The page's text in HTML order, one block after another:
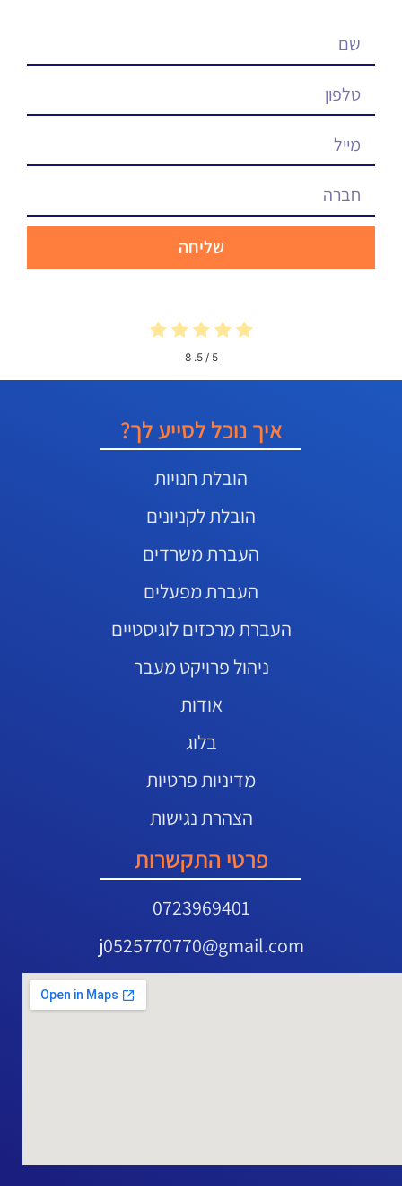
שליחה
5
/ 5.
8
איך נוכל לסייע לך?
הובלת חנויות
הובלת לקניונים
העברת משרדים
העברת מפעלים
העברת מרכזים לוגיסטיים
ניהול פרויקט מעבר
אודות
בלוג
מדיניות פרטיות
הצהרת נגישות
פרטי התקשרות
0723969401
j0525770770@gmail.com